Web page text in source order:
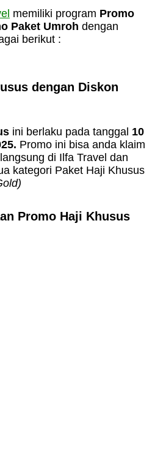
memiliki program Promo
Paket Umroh dengan
berikut :
dengan Diskon
ini berlaku pada tanggal 10
Promo ini bisa anda klaim
di Ilfa Travel dan
kategori Paket Haji Khusus
Promo Haji Khusus